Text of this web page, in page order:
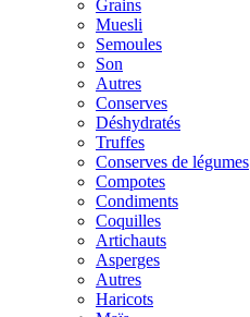
Grains
Muesli
Semoules
Son
Autres
Conserves
Déshydratés
Truffes
Conserves de légumes
Compotes
Condiments
Coquilles
Artichauts
Asperges
Autres
Haricots